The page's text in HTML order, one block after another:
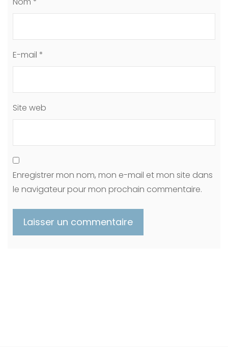
E-mail *
Site web
Enregistrer mon nom, mon e-mail et mon site dans
le navigateur pour mon prochain commentaire.